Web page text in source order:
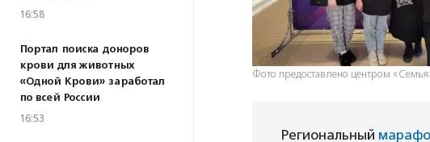
16:58
Портал поиска доноров
крови для животных
«Одной Крови» заработал
по всей России
16:53
Фото предоставлено центром
Региональный